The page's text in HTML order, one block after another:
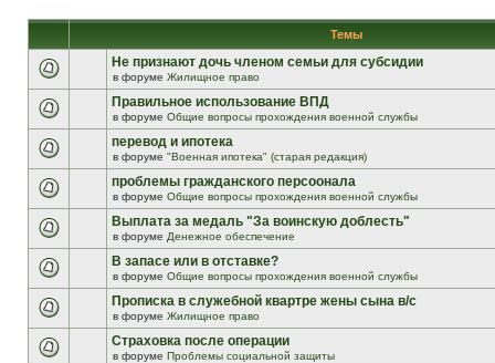
Темы
Не признают дочь членом семьи для субсидии
в форуме Жилищное право
Правильное использование ВПД
в форуме Общие вопросы прохождения военной службы
перевод и ипотека
в форуме "Военная ипотека" (старая редакция)
проблемы гражданского персоонала
в форуме Общие вопросы прохождения военной службы
Выплата за медаль "За воинскую доблесть"
в форуме Денежное обеспечение
В запасе или в отставке?
в форуме Общие вопросы прохождения военной службы
Прописка в служебной квартре жены сына в/с
в форуме Жилищное право
Страховка после операции
в форуме Проблемы социальной защиты